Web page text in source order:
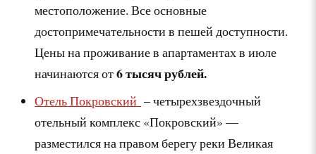
местоположение. Все основные
достопримечательности в пешей доступности.
Цены на проживание в апартаментах в июле
начинаются от6 тысяч рублей.
Отель Покровский – четырехзвездочный
отельный комплекс «Покровский» —
разместился на правом берегу реки Великая